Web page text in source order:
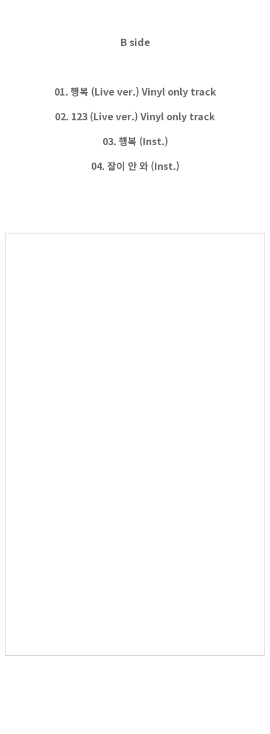
B side
01. 행복 (Live ver.) Vinyl only track
02. 123 (Live ver.) Vinyl only track
03. 행복 (Inst.)
04. 잠이 안 와 (Inst.)